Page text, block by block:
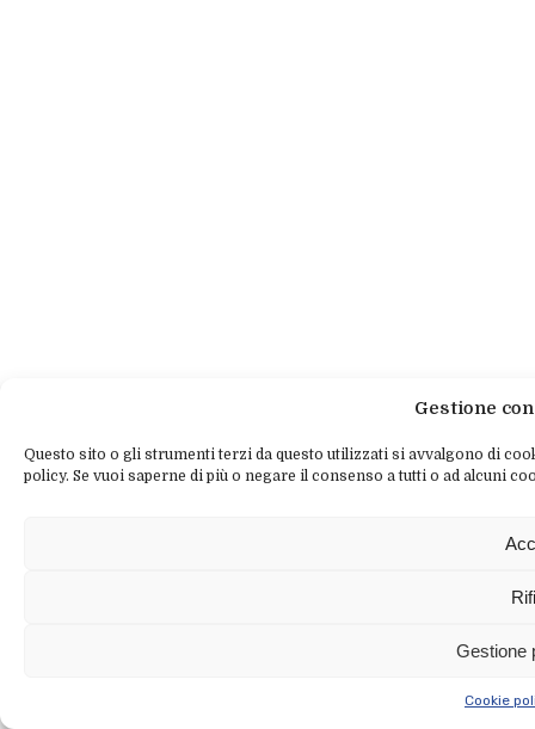
Gestione
Questo sito o gli strumenti terzi da questo utilizzati si avvalgono di
policy. Se vuoi saperne di più o negare il consenso a tutti o ad alcuni
Gestione
Cookie